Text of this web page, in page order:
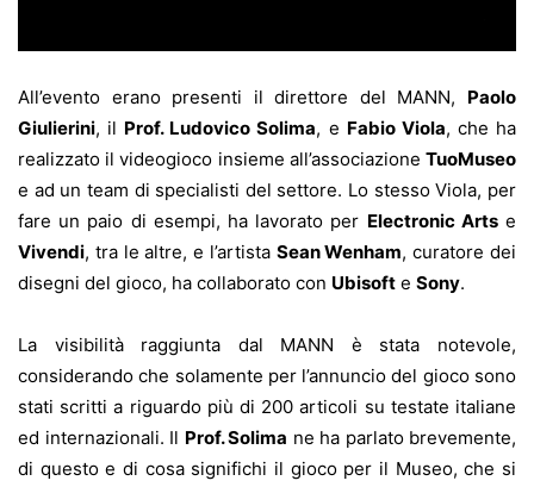
All’evento erano presenti il direttore del MANN, Paolo
Giulierini, il Prof. Ludovico Solima, e Fabio Viola, che ha
realizzato il videogioco insieme all’associazione TuoMuseo
e ad un team di specialisti del settore. Lo stesso Viola, per
fare un paio di esempi, ha lavorato per Electronic Artse
Vivendi, tra le altre, e l’artista Sean Wenham, curatore dei
disegni del gioco, ha collaborato con Ubisoft e Sony.
La visibilità raggiunta dal MANN è stata notevole,
considerando che solamente per l’annuncio del gioco sono
stati scritti a riguardo più di 200 articoli su testate italiane
ed internazionali. Il Prof. Solima ne ha parlato brevemente,
di questo e di cosa significhi il gioco per il Museo, che si